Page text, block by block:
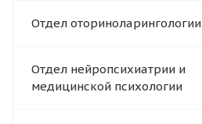
Отдел оториноларингологии
Отдел нейропсихиатрии и
медицинской психологии